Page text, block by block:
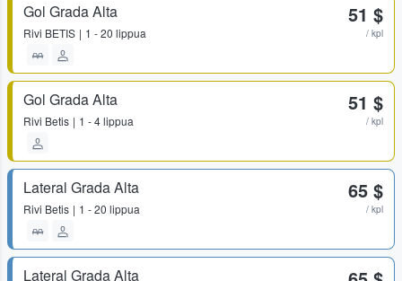
Gol Grada Alta
Rivi BETIS 1 - 20 lippua
51 $
/ kpl
Gol Grada Alta
Rivi Betis 1 - 4 lippua
51 $
/ kpl
Lateral Grada Alta
Rivi Betis 1 - 20 lippua
65 $
/ kpl
Lateral Grada Alta